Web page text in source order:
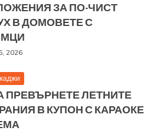
ЗА ПО-ЧИСТ
В ДОМОВЕТЕ С
2026
ПРЕВЪРНЕТЕ ЛЕТНИТЕ
В КУПОН С КАРАОКЕ